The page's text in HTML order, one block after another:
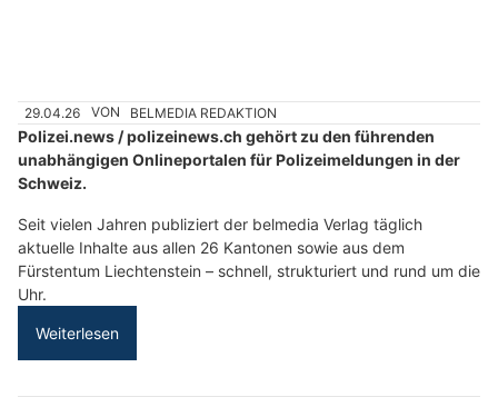
29.04.26 VON BELMEDIA REDAKTION
Polizei.news / polizeinews.ch gehört zu den führenden
unabhängigen Onlineportalen für Polizeimeldungen in der
Schweiz.
Seit vielen Jahren publiziert der belmedia Verlag täglich
aktuelle Inhalte aus allen 26 Kantonen sowie aus dem
Fürstentum Liechtenstein – schnell, strukturiert und rund um die
Uhr.
Weiterlesen